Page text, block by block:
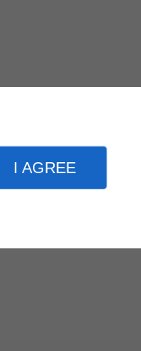
I AGREE